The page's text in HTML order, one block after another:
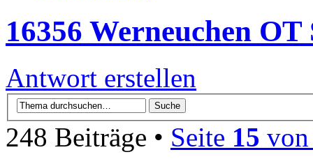
16356 Werneuchen
Antwort erstellen
248 Beiträge • Seite 15